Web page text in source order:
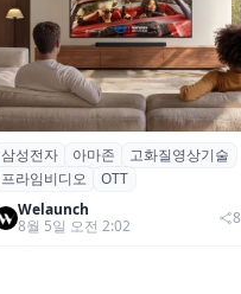
삼성전자·아마존, 프라임 비디오에
‘HDR10+ 어드밴스드’ 적용
삼성전자 아마존
고화질영상기술
프라임비디오
OTT
Welaunch
8월 5일 오전 2:02
8